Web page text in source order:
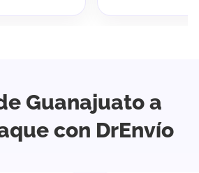
Guanajuato a
con DrEnvío